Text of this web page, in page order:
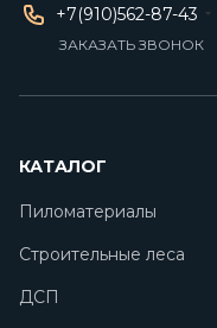
+7(910)562-87-43
ЗАКАЗАТЬ ЗВОНОК
КАТАЛОГ
Пиломатериалы
Строительные леса
ДСП